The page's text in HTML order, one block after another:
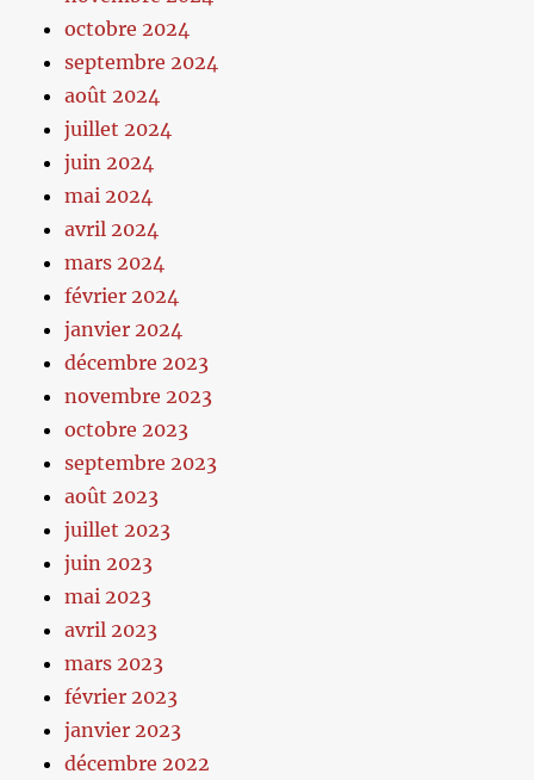
octobre 2024
septembre 2024
août 2024
juillet 2024
juin 2024
mai 2024
avril 2024
mars 2024
février 2024
janvier 2024
décembre 2023
novembre 2023
octobre 2023
septembre 2023
août 2023
juillet 2023
juin 2023
mai 2023
avril 2023
mars 2023
février 2023
janvier 2023
décembre 2022